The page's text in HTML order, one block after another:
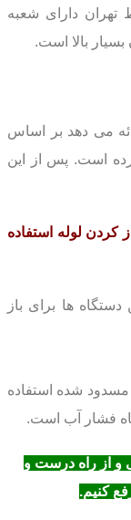
تهران دارای شعبه
بالا است.
می دهد بر اساس
است. پس از این
کردن لوله استفاده
ها برای باز
مسدود شده استفاده
فشار آب است.
و از راه درست و
کنیم.